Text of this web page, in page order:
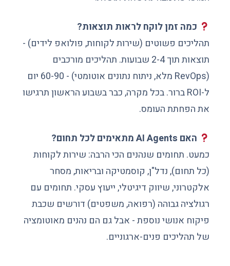
כמה זמן לוקח לראות תוצאות?
תהליכים פשוטים (שירות לקוחות, פולואפ לידים) -
תוצאות תוך 2-4 שבועות. תהליכים מורכבים
(RevOps מלא, ניתוח נתונים אוטומטי) - 60-90 יום
ל-ROI ברור. בכל מקרה, כבר בשבוע הראשון תרגישו
את הפחתת העומס.
האם AI Agents מתאימים לכל תחום?
כמעט. תחומים שנהנים הכי הרבה: שירות לקוחות
(כל תחום), נדל"ן, קוסמטיקה ובריאות, מסחר
אלקטרוני, שיווק דיגיטלי, ייעוץ עסקי. תחומים עם
רגולציה גבוהה (רפואה, משפטים) דורשים שכבת
פיקוח אנושי נוספת - אבל גם הם נהנים מאוטומציה
של תהליכים פנים-ארגוניים.